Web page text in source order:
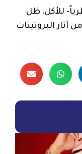
للأكل، ظل
آثار البروتينات